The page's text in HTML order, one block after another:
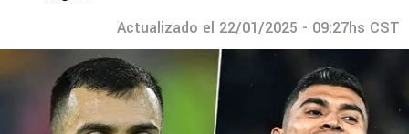
Actualizado el 22/01/2025 - 09:27hs CST